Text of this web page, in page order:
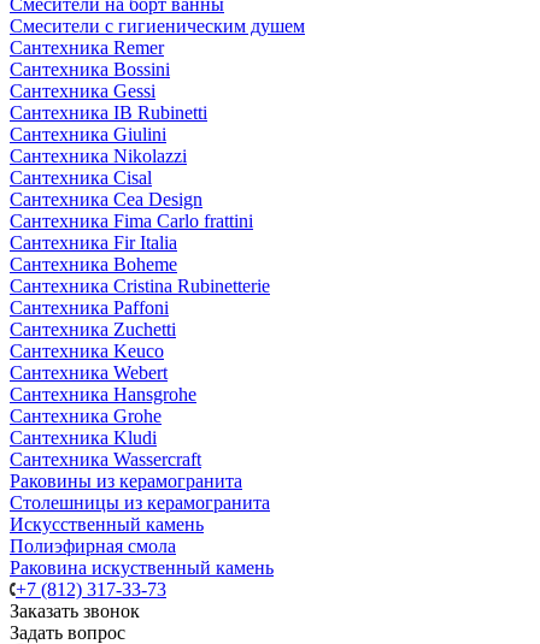
Смесители на борт ванны
Смесители с гигиеническим душем
Сантехника Remer
Сантехника Bossini
Сантехника Gessi
Сантехника IB Rubinetti
Сантехника Giulini
Сантехника Nikolazzi
Сантехника Cisal
Сантехника Cea Design
Сантехника Fima Carlo frattini
Сантехника Fir Italia
Сантехника Boheme
Сантехника Cristina Rubinetterie
Сантехника Paffoni
Сантехника Zuchetti
Сантехника Keuco
Сантехника Webert
Сантехника Hansgrohe
Сантехника Grohe
Сантехника Kludi
Сантехника Wassercraft
Раковины из керамогранита
Столешницы из керамогранита
Искусственный камень
Полиэфирная смола
Раковина искуственный камень
+7 (812) 317-33-73
Заказать звонок
Задать вопрос